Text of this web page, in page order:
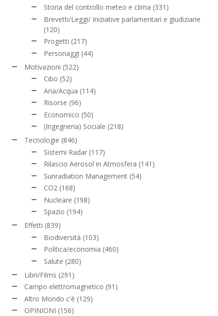
Storia del controllo meteo e clima (331)
Brevetti/Leggi/ Iniziative parlamentari e giudiziarie
(120)
Progetti (217)
Personaggi (44)
Motivazioni (522)
Cibo (52)
Aria/Acqua (114)
Risorse (96)
Economico (50)
(Ingegneria) Sociale (218)
Tecnologie (846)
Sistemi Radar (117)
Rilascio Aerosol in Atmosfera (141)
Sunradiation Management (54)
CO2 (168)
Nucleare (198)
Spazio (194)
Effetti (839)
Biodiversità (103)
Politica/economia (460)
Salute (280)
Libri/Films (291)
Campo elettromagnetico (91)
Altro Mondo c'è (129)
OPINIONI (156)